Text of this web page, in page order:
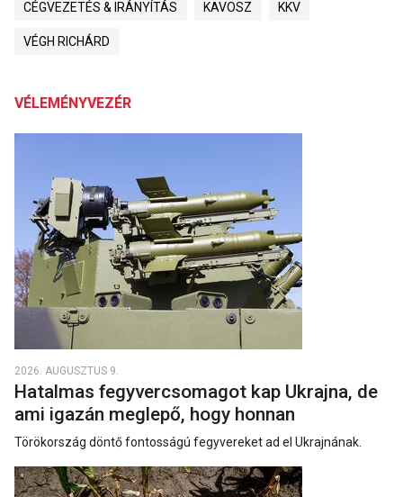
CÉGVEZETÉS & IRÁNYÍTÁS KAVOSZ KKV
VÉGH RICHÁRD
VÉLEMÉNYVEZÉR
2026. AUGUSZTUS 9.
Hatalmas fegyvercsomagot kap Ukrajna, de
ami igazán meglepő, hogy honnan
Törökország döntő fontosságú fegyvereket ad el Ukrajnának.